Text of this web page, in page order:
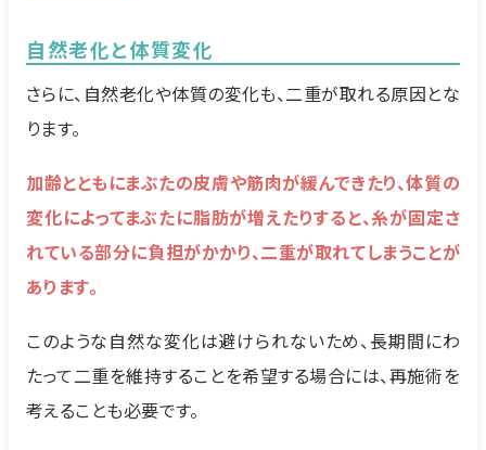
自然老化と体質変化
さらに、自然老化や体質の変化も、二重が取れる原因とな
ります。
加齢とともにまぶたの皮膚や筋肉が緩んできたり、体質の
変化によってまぶたに脂肪が増えたりすると、糸が固定さ
れている部分に負担がかかり、二重が取れてしまうことが
あります。
このような自然な変化は避けられないため、長期間にわ
たって二重を維持することを希望する場合には、再施術を
考えることも必要です。